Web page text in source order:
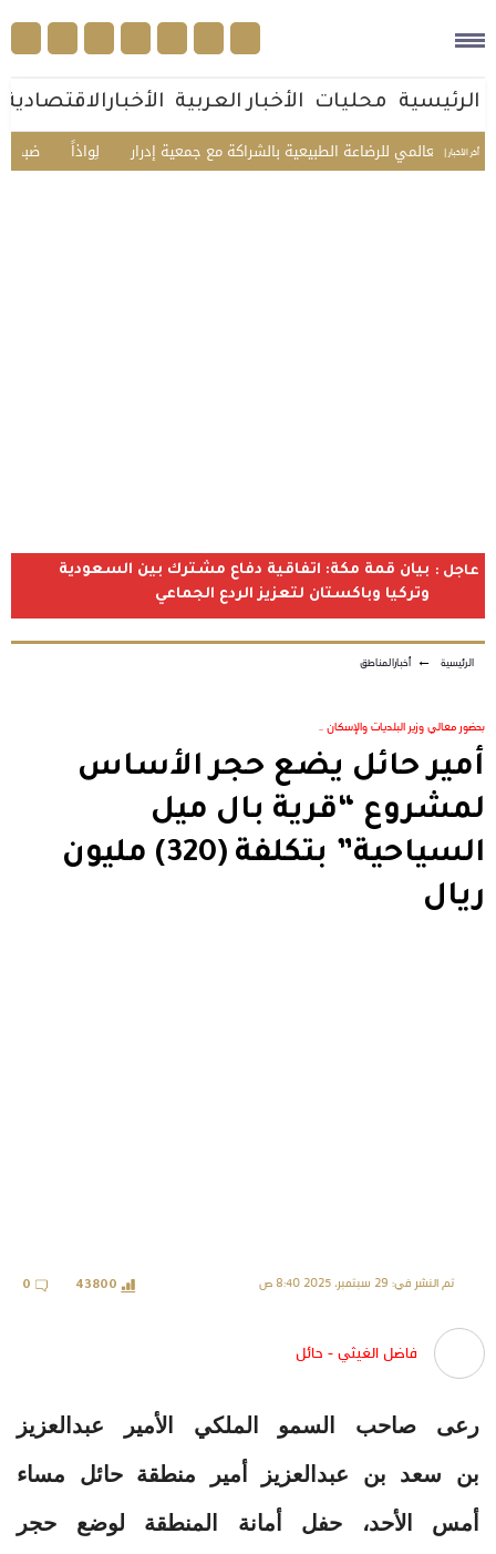
الرئيسية محليات الأخبار العربية الأخبارالاقتصادية
أخر الأخبار | ضبط مواطنين لِواذاً للرضاعة الطبيعية بالشراكة مع جمعية إدرار
عاجل : بيان قمة مكة: اتفاقية دفاع مشترك بين السعودية
وتركيا وباكستان لتعزيز الردع الجماعي
الرئيسية ← أخبارالمناطق
بحضور معالي وزير البلديات والإسكان ..
أمير حائل يضع حجر الأساس
لمشروع “قرية بال ميل
السياحية” بتكلفة (320) مليون
ريال
تم النشر في: 29 سبتمبر، 2025 8:40 ص 43800
0
فاضل الغيثي - حائل
رعى صاحب السمو الملكي الأمير عبدالعزيز
بن سعد بن عبدالعزيز أمير منطقة حائل مساء
أمس الأحد، حفل أمانة المنطقة لوضع حجر